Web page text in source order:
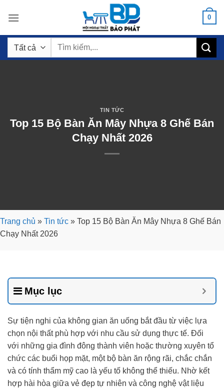
qua
dung
0
Tìm
TIN TỨC
Top 15 Bộ Bàn Ăn Mây Nhựa 8 Ghế Bán
Chạy Nhất 2026
Trang chủ » Tin tức » Top 15 Bộ Bàn Ăn Mây Nhựa 8 Ghế Bán
Chạy Nhất 2026
Mục lục
Sự tiện nghi của không gian ăn uống bắt đầu từ việc lựa
chọn nội thất phù hợp với nhu cầu sử dụng thực tế. Đối
với những gia đình đông thành viên hoặc thường xuyên tổ
chức các buổi họp mặt, một bộ bàn ăn rộng rãi, chắc chắn
và có tính thẩm mỹ cao là yếu tố không thể thiếu. Nhờ kết
hợp hài hòa giữa vẻ đẹp tự nhiên và công nghệ vật liệu